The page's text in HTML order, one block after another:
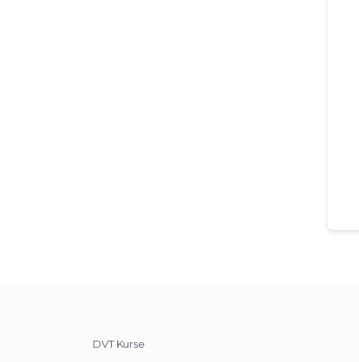
DVT Kurse